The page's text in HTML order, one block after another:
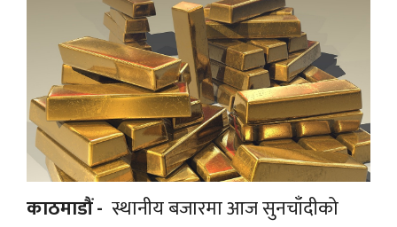
काठमाडौं - स्थानीय बजारमा आज सुनचाँदीको